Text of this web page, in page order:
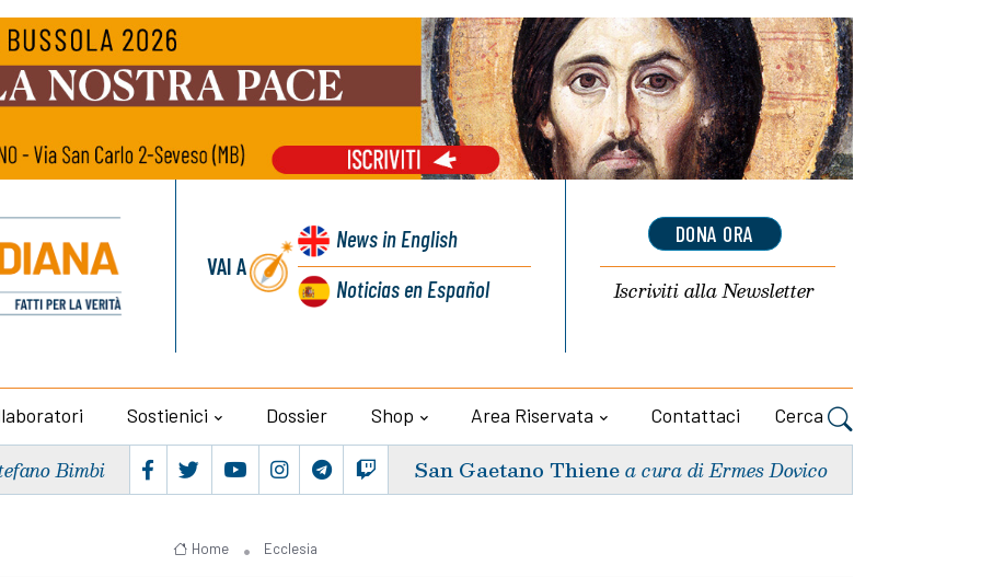
VAI A
Newsin English
Noticiasen Español
DONA ORA
Iscriviti allaNewsletter
Sostienici Dossier Shop Area Riservata Contattaci Cerca
Bimbi San Gaetano Thiene a cura di Ermes Dovico
Home Ecclesia